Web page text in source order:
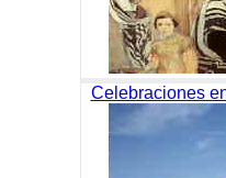
Celebraciones